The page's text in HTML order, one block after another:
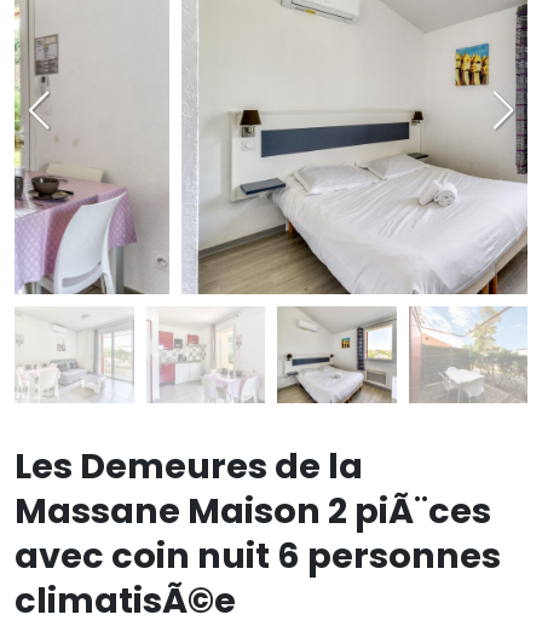
Les Demeures de la
Massane Maison 2 piÃ¨ces
avec coin nuit 6 personnes
climatisÃ©e